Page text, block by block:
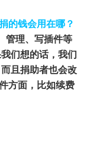
的钱会用在哪？
管理、写插件等
们想的话，我们
且捐助者也会改
方面，比如续费